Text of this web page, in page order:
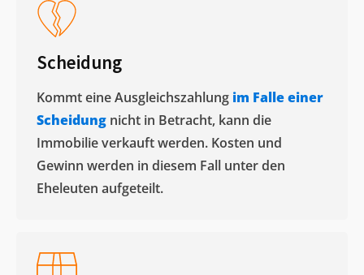
Scheidung
Kommt eine Ausgleichszahlung im Falle einer
Scheidung nicht in Betracht, kann die
Immobilie verkauft werden. Kosten und
Gewinn werden in diesem Fall unter den
Eheleuten aufgeteilt.​